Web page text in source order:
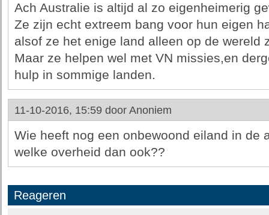
Ach Australie is altijd al zo eigenheimerig
Ze zijn echt extreem bang voor hun eigen
alsof ze het enige land alleen op de wereld
Maar ze helpen wel met VN missies,en
hulp in sommige landen.
11-10-2016, 15:59 door Anoniem
Wie heeft nog een onbewoond eiland in de
welke overheid dan ook??
Reageren